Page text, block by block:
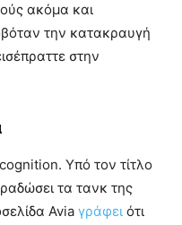
ακόμα και
την κατακραυγή
στην
Υπό τον τίτλο
τα τανκ της
Avia γράφει ότι